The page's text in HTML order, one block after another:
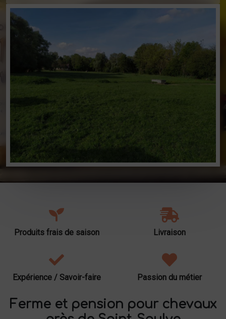
Produits frais de saison Livraison
Expérience / Savoir-faire Passion du métier
Ferme et pension pour chevaux